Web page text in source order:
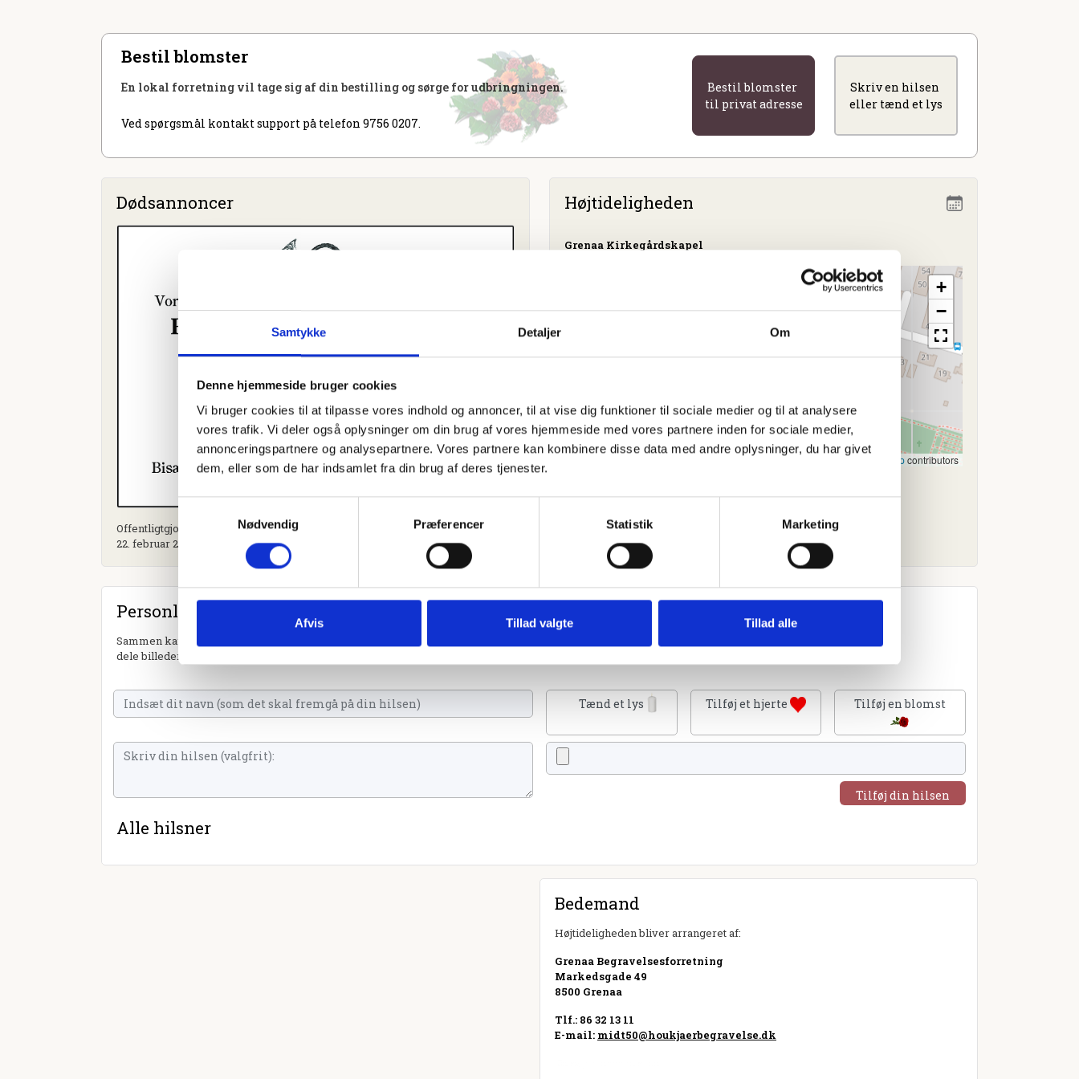
Samtykke Detaljer Om
Denne hjemmeside bruger cookies
Vi bruger cookies til at tilpasse vores indhold og annoncer, til at vise dig funktioner til sociale medier og til at analysere
vores trafik. Vi deler også oplysninger om din brug af vores hjemmeside med vores partnere inden for sociale medier,
annonceringspartnere og analysepartnere. Vores partnere kan kombinere disse data med andre oplysninger, du har givet
dem, eller som de har indsamlet fra din brug af deres tjenester.
Samtykkevalg
Nødvendig
Præferencer Statistik Marketing
Afvis Tillad valgte Tillad alle
Bestil blomster
En lokal forretning vil tage sig af din bestilling og sørge for udbringningen.
Ved spørgsmål kontakt support på telefon 9756 0207.
Bestil blomster
til privat adresse
Skriv en hilsen
eller tænd et lys
Dødsannoncer
Offentligtgjort i Lukket. Din Avis Norddjurs - sammenlagt med Grenaa Bladet d.
22. februar 2023
Højtideligheden
Grenaa Kirkegårdskapel
+
−
Leaflet OpenStreetMapcontributors
Personlig hilsen
Sammen kan vi mindes Flemming Gerhard Jacobsen. Du kan tænde et lys, skrive et mindeord,
dele billeder og video eller blot sende et hjerte eller en rose
Tænd et lys Tilføj et hjerte Tilføj en blomst
Tilføj din hilsen
Alle hilsner
Bedemand
Højtideligheden bliver arrangeret af:
Grenaa Begravelsesforretning
Markedsgade 49
8500 Grenaa
Tlf.: 86 32 13 11
E-mail: midt50@houkjaerbegravelse.dk